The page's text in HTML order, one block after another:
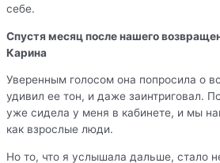
себе.
Спустя месяц после нашего
Карина
Уверенным голосом она попросила о
удивил ее тон, и даже заинтриговал.
уже сидела у меня в кабинете, и мы
как взрослые люди.
Но то, что я услышала дальше, стало